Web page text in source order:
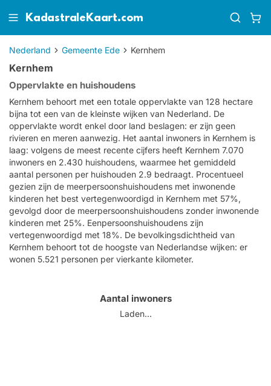
KadastraleKaart.com
Nederland Gemeente Ede Kernhem
Kernhem
Oppervlakte en huishoudens
Kernhem behoort met een totale oppervlakte van 128 hectare
bijna tot een van de kleinste wijken van Nederland. De
oppervlakte wordt enkel door land beslagen: er zijn geen
rivieren en meren aanwezig. Het aantal inwoners in Kernhem is
laag: volgens de meest recente cijfers heeft Kernhem 7.070
inwoners en 2.430 huishoudens, waarmee het gemiddeld
aantal personen per huishouden 2.9 bedraagt. Procentueel
gezien zijn de meerpersoonshuishoudens met inwonende
kinderen het best vertegenwoordigd in Kernhem met 57%,
gevolgd door de meerpersoonshuishoudens zonder inwonende
kinderen met 25%. Eenpersoonshuishoudens zijn
vertegenwoordigd met 18%. De bevolkingsdichtheid van
Kernhem behoort tot de hoogste van Nederlandse wijken: er
wonen 5.521 personen per vierkante kilometer.
Aantal inwoners
Laden...